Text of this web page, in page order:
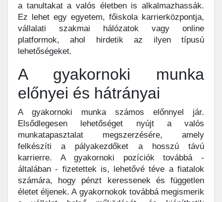
a tanultakat a valós életben is alkalmazhassák.
Ez lehet egy egyetem, főiskola karrierközpontja,
vállalati szakmai hálózatok vagy online
platformok, ahol hirdetik az ilyen típusú
lehetőségeket.
A gyakornoki munka
előnyei és hátrányai
A gyakornoki munka számos előnnyel jár.
Elsődlegesen lehetőséget nyújt a valós
munkatapasztalat megszerzésére, amely
felkészíti a pályakezdőket a hosszú távú
karrierre. A gyakornoki pozíciók továbbá -
általában - fizetettek is, lehetővé téve a fiatalok
számára, hogy pénzt keressenek és független
életet éljenek. A gyakornokok továbbá megismerik